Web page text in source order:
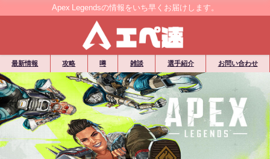
Apex Legendsの情報をいち早くお届けします。
最新情報 攻略 噂 雑談 選手紹介 お問い合わせ